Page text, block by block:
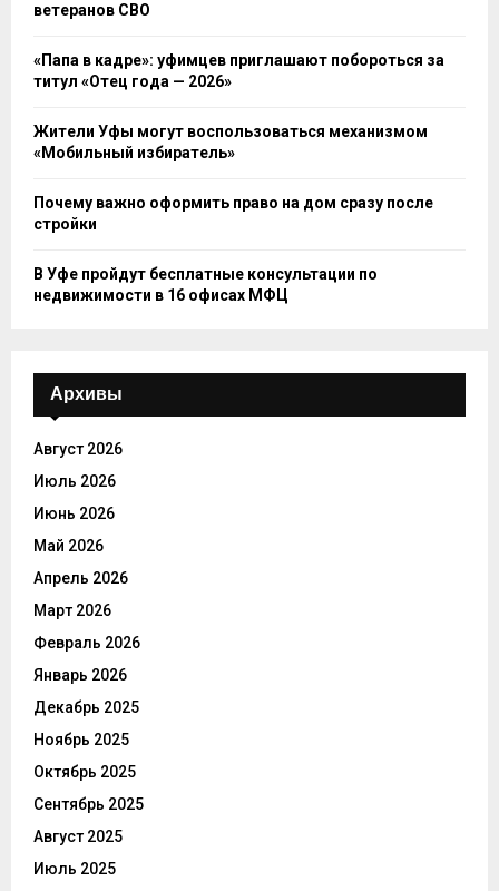
ветеранов СВО
«Папа в кадре»: уфимцев приглашают побороться за
титул «Отец года — 2026»
Жители Уфы могут воспользоваться механизмом
«Мобильный избиратель»
Почему важно оформить право на дом сразу после
стройки
В Уфе пройдут бесплатные консультации по
недвижимости в 16 офисах МФЦ
Архивы
Август 2026
Июль 2026
Июнь 2026
Май 2026
Апрель 2026
Март 2026
Февраль 2026
Январь 2026
Декабрь 2025
Ноябрь 2025
Октябрь 2025
Сентябрь 2025
Август 2025
Июль 2025